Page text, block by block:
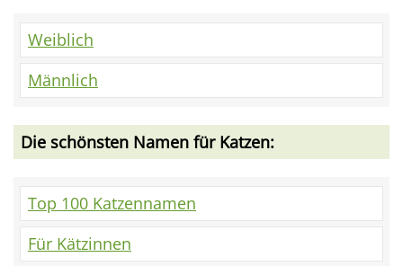
Weiblich
Männlich
Die schönsten Namen für Katzen:
Top 100 Katzennamen
Für Kätzinnen